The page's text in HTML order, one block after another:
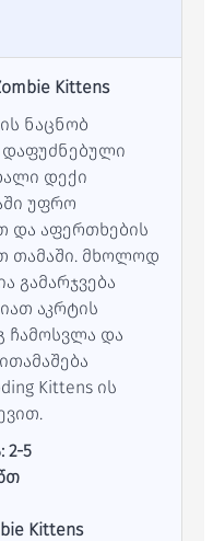
Kittens
ნაცნობ
დაფუძნებული
დექი
უფრო
და აფერთხების
თამაში. მხოლოდ
გამარჯვება
აკრტის
ჩამოსვლა და
Kittens ის
2-5
Kittens